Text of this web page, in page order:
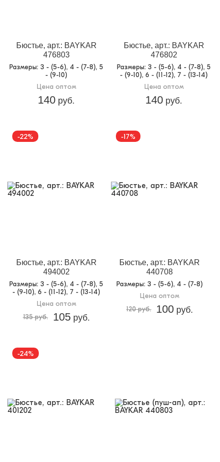
Бюстье, арт.: BAYKAR
476803
Размеры: 3 - (5-6), 4 - (7-8), 5
- (9-10)
Цена оптом
140 руб.
Бюстье, арт.: BAYKAR
476802
Размеры: 3 - (5-6), 4 - (7-8), 5
- (9-10), 6 - (11-12), 7 - (13-14)
Цена оптом
140 руб.
-22%
Бюстье, арт.: BAYKAR
494002
Размеры: 3 - (5-6), 4 - (7-8), 5
- (9-10), 6 - (11-12), 7 - (13-14)
Цена оптом
135 руб.
105руб.
-17%
Бюстье, арт.: BAYKAR
440708
Размеры: 3 - (5-6), 4 - (7-8)
Цена оптом
120 руб.
100 руб.
-24%